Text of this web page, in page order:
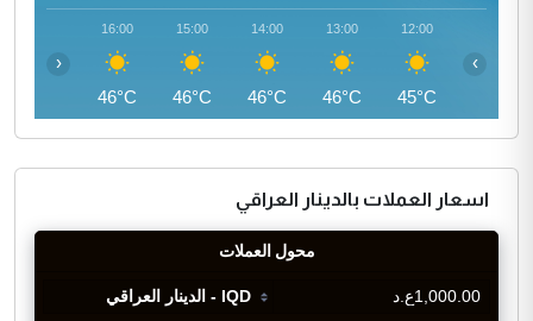
12:00
45°C
13:00
46°C
14:00
46°C
15:00
46°C
16:00
46°C
‹ ›
اسعار العملات بالدينار العراقي